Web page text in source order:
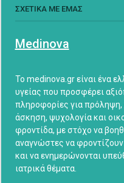
ΣΧΕΤΙΚΑ ΜΕ ΕΜΑΣ
Medinova
Το medinova.gr είναι ένα
υγείας που προσφέρει
πληροφορίες για πρόληψη,
άσκηση, ψυχολογία και
φροντίδα, με στόχο να
αναγνώστες να φροντίζουν
και να ενημερώνονται
ιατρικά θέματα.